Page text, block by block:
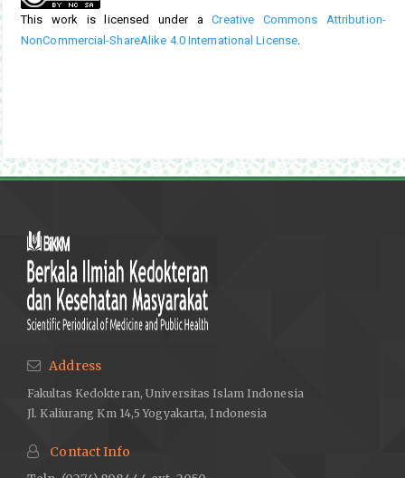
This work is licensed under aCreative Commons Attribution-
NonCommercial-ShareAlike 4.0 International License
Address
Fakultas Kedokteran, Universitas Islam Indonesia
Jl. Kaliurang Km 14,5 Yogyakarta, Indonesia
Contact Info